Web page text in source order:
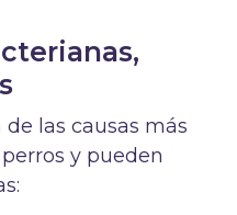
las causas más
y pueden